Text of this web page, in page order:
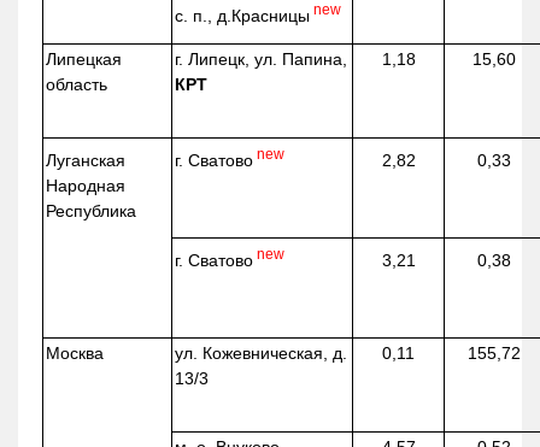
с. п., д.Красницы new
Липецкая
область
г. Липецк, ул. Папина,
КРТ
1,18 15,60
Луганская
Народная
Республика
г. Сватово new 2,82 0,33
г. Сватово new 3,21 0,38
Москва ул. Кожевническая, д.
13/3
0,11 155,72